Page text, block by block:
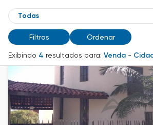
Filtros Ordenar
Exibindo 4 resultados para: Venda -